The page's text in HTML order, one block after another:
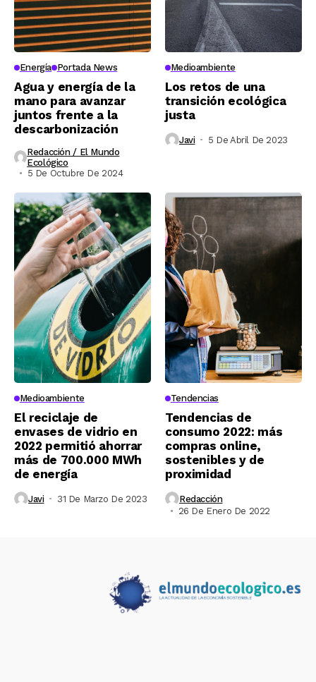
Energía Portada News
Agua y energía de la
mano para avanzar
juntos frente a la
descarbonización
Redacción / El Mundo
Ecológico
5 De Octubre De 2024
Medioambiente
Los retos de una
transición ecológica
justa
Javi 5 De Abril De 2023
Medioambiente
El reciclaje de
envases de vidrio en
2022 permitió ahorrar
más de 700.000 MWh
de energía
Javi 31 De Marzo De 2023
Tendencias
Tendencias de
consumo 2022: más
compras online,
sostenibles y de
proximidad
Redacción
26 De Enero De 2022